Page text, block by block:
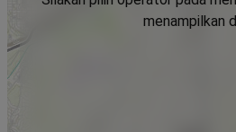
menampilkan